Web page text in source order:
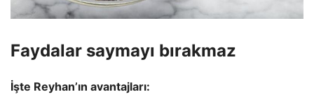
Faydalar saymayı bırakmaz
İşte Reyhan’ın avantajları: